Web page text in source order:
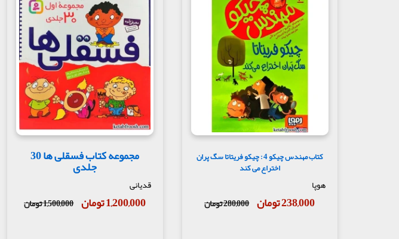
کتاب مهندس چیکو 4 : چیکو فریتاتا سگ پران
اختراع می کند
هوپا
238,000 تومان 280,000 تومان
مجموعه کتاب فسقلی ها 30
جلدی
قدیانی
1,200,000 تومان 1,500,000 تومان